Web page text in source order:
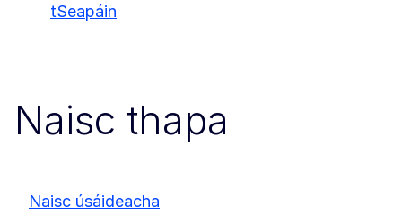
tSeapáin
Naisc thapa
Naisc úsáideacha